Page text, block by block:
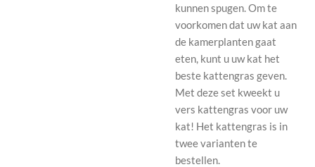
kunnen spugen. Om te
voorkomen dat uw kat aan
de kamerplanten gaat
eten, kunt u uw kat het
beste kattengras geven.
Met deze set kweekt u
vers kattengras voor uw
kat! Het kattengras is in
twee varianten te
bestellen.